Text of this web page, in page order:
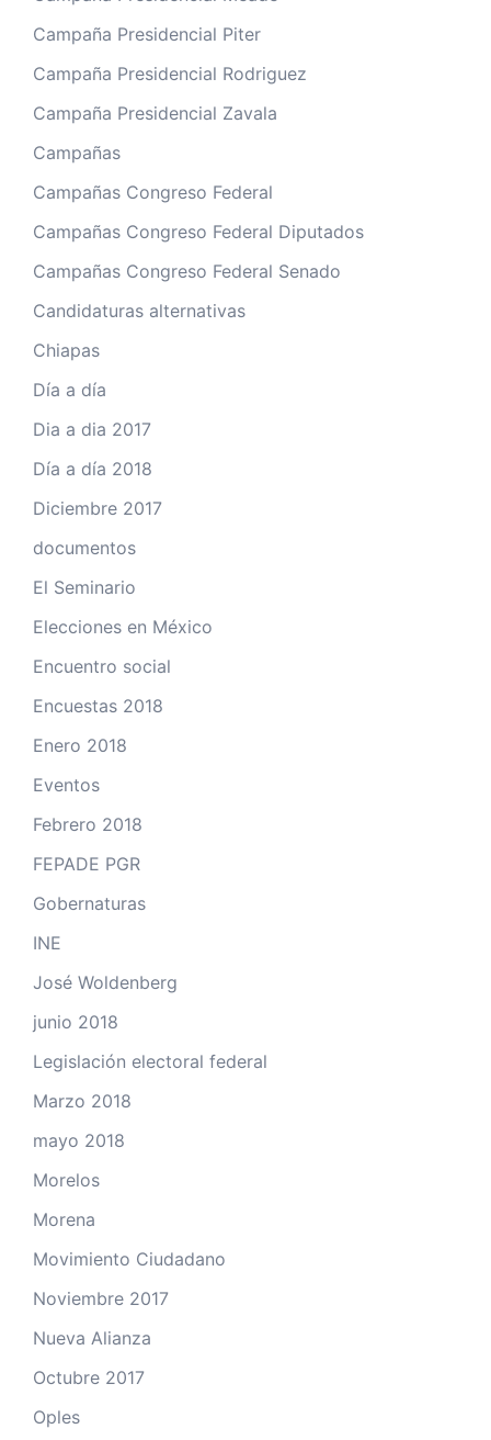
Campaña Presidencial Piter
Campaña Presidencial Rodriguez
Campaña Presidencial Zavala
Campañas
Campañas Congreso Federal
Campañas Congreso Federal Diputados
Campañas Congreso Federal Senado
Candidaturas alternativas
Chiapas
Día a día
Dia a dia 2017
Día a día 2018
Diciembre 2017
documentos
El Seminario
Elecciones en México
Encuentro social
Encuestas 2018
Enero 2018
Eventos
Febrero 2018
FEPADE PGR
Gobernaturas
INE
José Woldenberg
junio 2018
Legislación electoral federal
Marzo 2018
mayo 2018
Morelos
Morena
Movimiento Ciudadano
Noviembre 2017
Nueva Alianza
Octubre 2017
Oples